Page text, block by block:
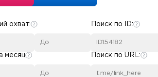
охват:
месяц
Поиск по ID:
Поиск по URL: